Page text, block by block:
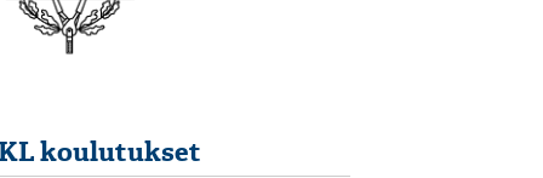
koulutukset